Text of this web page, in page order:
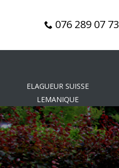
076 289 07 73
ELAGUEUR SUISSE
LEMANIQUE